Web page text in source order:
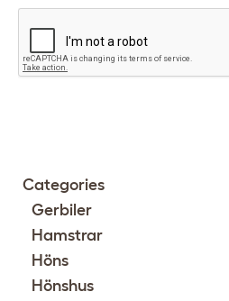
Categories
Gerbiler
Hamstrar
Höns
Hönshus